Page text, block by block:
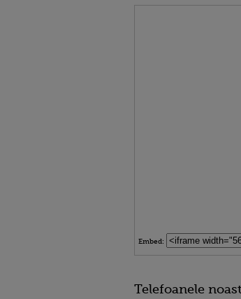
Embed:
Telefoanele